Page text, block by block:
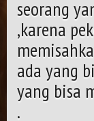
seorang
,karena
ada yang
yang bisa
.